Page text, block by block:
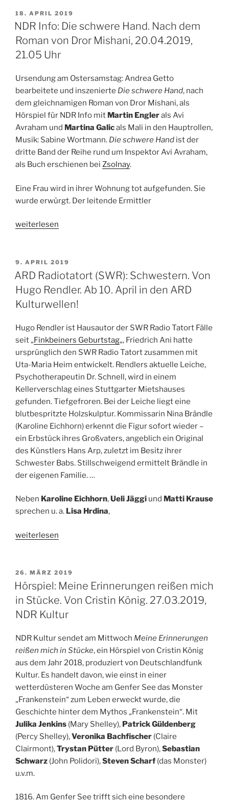
–
Ringen
um
das
Grundgesetz
„Die
Würde
des
Menschen
ist
unantastbar
–
Hörspiel-
zum
Grundgesetz“.
22.05.2019,
VERÖFFENTLICHT
AM
18. APRIL 2019
NDR Info: Die schwere Hand. Nach dem
Roman von Dror Mishani, 20.04.2019,
21.05 Uhr
Ursendung am Ostersamstag: Andrea Getto
bearbeitete und inszenierte Die schwere Hand, nach
dem gleichnamigen Roman von Dror Mishani, als
Hörspiel für NDR Info mit Martin Englerals Avi
Avraham und Martina Galicals Mali in den Hauptrollen,
Musik: Sabine Wortmann. Die schwere Hand ist der
dritte Band der Reihe rund um Inspektor Avi Avraham,
als Buch erschienen bei Zsolnay.
Eine Frau wird in ihrer Wohnung tot aufgefunden. Sie
wurde erwürgt. Der leitende Ermittler
„NDR
schwere
Hand.
Nach
dem
Roman
Dror
Mishani,
20.04.2019,
21.05
Uhr“
weiterlesen
VERÖFFENTLICHT
AM
9. APRIL 2019
ARD Radiotatort (SWR): Schwestern. Von
Hugo Rendler. Ab 10. April in den ARD
Kulturwellen!
Hugo Rendler ist Hausautor der SWR Radio Tatort Fälle
seit „Finkbeiners Geburtstag„, Friedrich Ani hatte
ursprünglich den SWR Radio Tatort zusammen mit
Uta-Maria Heim entwickelt. Rendlers aktuelle Leiche,
Psychotherapeutin Dr. Schnell, wird in einem
Kellerverschlag eines Stuttgarter Mietshauses
gefunden. Tiefgefroren. Bei der Leiche liegt eine
blutbespritzte Holzskulptur. Kommissarin Nina Brändle
(Karoline Eichhorn) erkennt die Figur sofort wieder –
ein Erbstück ihres Großvaters, angeblich ein Original
des Künstlers Hans Arp, zuletzt im Besitz ihrer
Schwester Babs. Stillschweigend ermittelt Brändle in
der eigenen Familie. …
Neben Karoline Eichhorn,Ueli Jäggi und Matti Krause
sprechen u. a. Lisa Hrdina,
„ARD
Schwestern.
Von
Hugo
Ab
10.
den
Kulturwellen!“
weiterlesen
VERÖFFENTLICHT
AM
26. MÄRZ 2019
Hörspiel: Meine Erinnerungen reißen mich
in Stücke. Von Cristin König. 27.03.2019,
NDR Kultur
NDR Kultur sendet am Mittwoch Meine Erinnerungen
reißen mich in Stücke, ein Hörspiel von Cristin König
aus dem Jahr 2018, produziert von Deutschlandfunk
Kultur. Es handelt davon, wie einst in einer
wetterdüsteren Woche am Genfer See das Monster
„Frankenstein“ zum Leben erweckt wurde, die
Geschichte hinter dem Mythos „Frankenstein“. Mit
Julika Jenkins (Mary Shelley), Patrick Güldenberg
(Percy Shelley),Veronika Bachfischer (Claire
Clairmont),Trystan Pütter (Lord Byron),Sebastian
Schwarz (John Polidori),Steven Scharf (das Monster)
u.v.m.
1816. Am Genfer See trifft sich eine besondere